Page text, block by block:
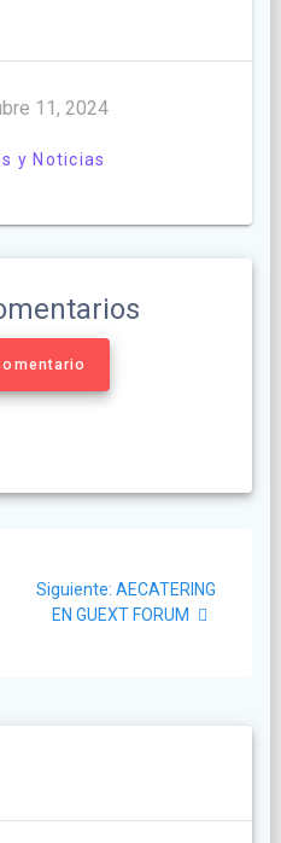
11, 2024
y Noticias
Siguiente: Siguiente
post:
AECATERING
EN GUEXT FORUM